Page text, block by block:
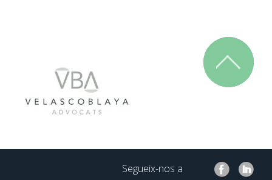
Segueix-nos a